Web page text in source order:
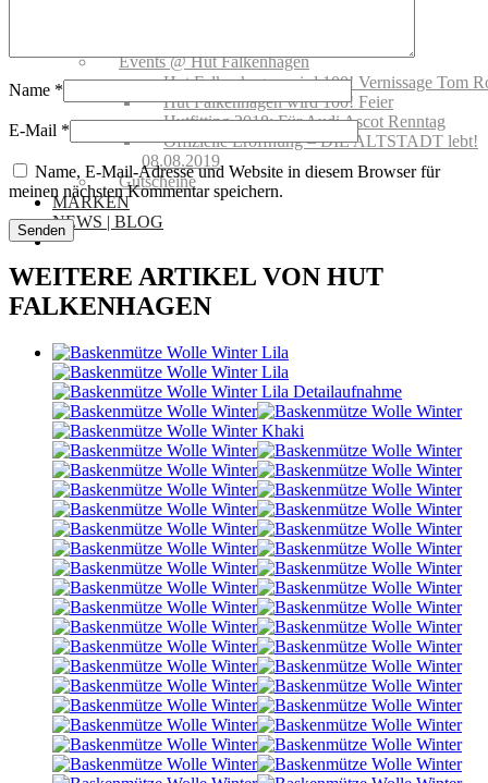
Events @ Hut Falkenhagen
Hut Falkenhagen wird 100! Vernissage Tom
Hut Falkenhagen wird 100! Feier
Hutfitting 2018: Für Audi Ascot Renntag
Offizielle Eröffnung – DIE ALTSTADT lebt!
08.08.2019
Gutscheine
MARKEN
NEWS | BLOG
Name *
E-Mail *
Name, E-Mail-Adresse und Website in diesem Browser für
meinen nächsten Kommentar speichern.
WEITERE ARTIKEL VON HUT
FALKENHAGEN